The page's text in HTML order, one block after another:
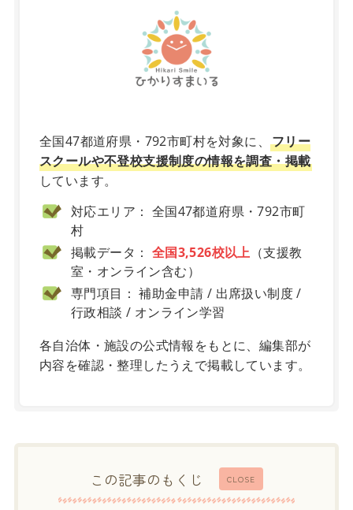
全国47都道府県・792市町村を対象に、 フリー
スクールや不登校支援制度の情報を調査・掲載
しています。
対応エリア： 全国47都道府県・792市町
村
掲載データ： 全国3,526校以上 （支援教
室・オンライン含む）
専門項目： 補助金申請 / 出席扱い制度 /
行政相談 / オンライン学習
各自治体・施設の公式情報をもとに、編集部が
内容を確認・整理したうえで掲載しています。
CLOSE
この記事のもくじ